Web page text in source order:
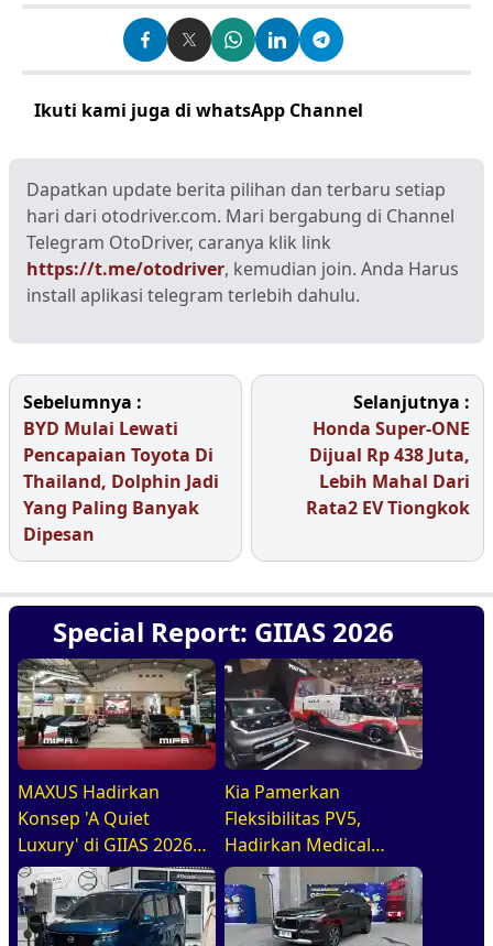
Ikuti kami juga di whatsApp Channel
Dapatkan update berita pilihan dan terbaru setiap
hari dari otodriver.com. Mari bergabung di Channel
Telegram OtoDriver, caranya klik link
https://t.me/otodriver, kemudian join. Anda Harus
install aplikasi telegram terlebih dahulu.
Sebelumnya :
BYD Mulai Lewati
Pencapaian Toyota Di
Thailand, Dolphin Jadi
Yang Paling Banyak
Dipesan
Selanjutnya :
Honda Super-ONE
Dijual Rp 438 Juta,
Lebih Mahal Dari
Rata2 EV Tiongkok
Special Report: GIIAS 2026
MAXUS Hadirkan
Konsep 'A Quiet
Luxury' di GIIAS 2026
melalui Jajaran
Premium Electric MPV
Kia Pamerkan
Fleksibilitas PV5,
Hadirkan Medical
Purpose Vehicle di
GIIAS 2026